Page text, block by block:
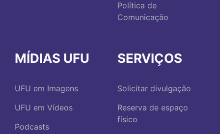
Política de
Comunicação
MÍDIAS UFU
UFU em Imagens
UFU em Vídeos
Podcasts
SERVIÇOS
Solicitar divulgação
Reserva de espaço
físico